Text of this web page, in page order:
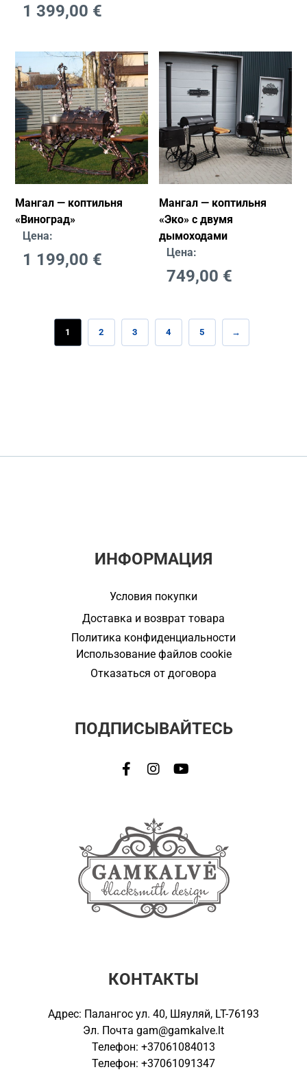
1 399,00 €
Мангал — коптильня
«Виногрaд»
Цена:
1 199,00 €
Мангал — коптильня
«Эко» с двумя
дымоходами
Цена:
749,00 €
1 2 3 4 5 →
ИНФОРМАЦИЯ
Условия покупки
Доставка и возврат товара
Политика конфиденциальности
Использование файлов cookie
Отказаться от договора
ПОДПИСЫВАЙТЕСЬ
КОНТАКТЫ
Адрес: Палангос ул. 40, Шяуляй, LT-76193
Эл. Почта gam@gamkalve.lt
Телефон: +37061084013
Телефон: +37061091347